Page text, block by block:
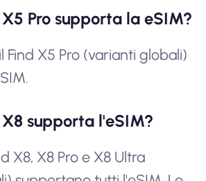
X5 Pro supporta la eSIM?
Find X5 Pro (varianti globali)
X8 supporta l'eSIM?
X8, X8 Pro e X8 Ultra